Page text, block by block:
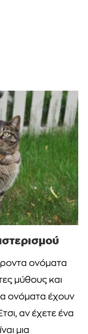
ονόματα
μύθους και
ονόματα έχουν
αν έχετε ένα
μια